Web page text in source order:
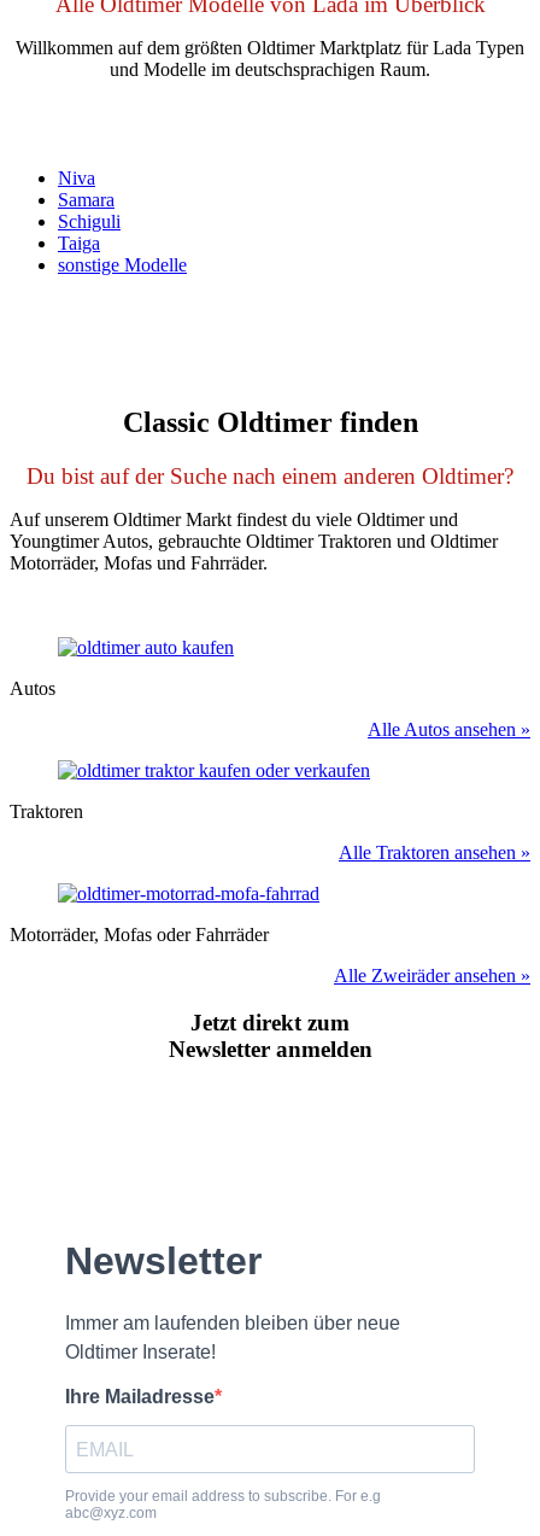
Willkommen auf dem größten Oldtimer Marktplatz für Lada Typen
und Modelle im deutschsprachigen Raum.
Niva
Samara
Schiguli
Taiga
sonstige Modelle
Classic Oldtimer finden
Du bist auf der Suche nach einem anderen Oldtimer?
Auf unserem Oldtimer Markt findest du viele Oldtimer und
Youngtimer Autos, gebrauchte Oldtimer Traktoren und Oldtimer
Motorräder, Mofas und Fahrräder.
Autos
Alle Autos ansehen »
Traktoren
Alle Traktoren ansehen »
Motorräder, Mofas oder Fahrräder
Alle Zweiräder ansehen »
Jetzt direkt zum
Newsletter anmelden